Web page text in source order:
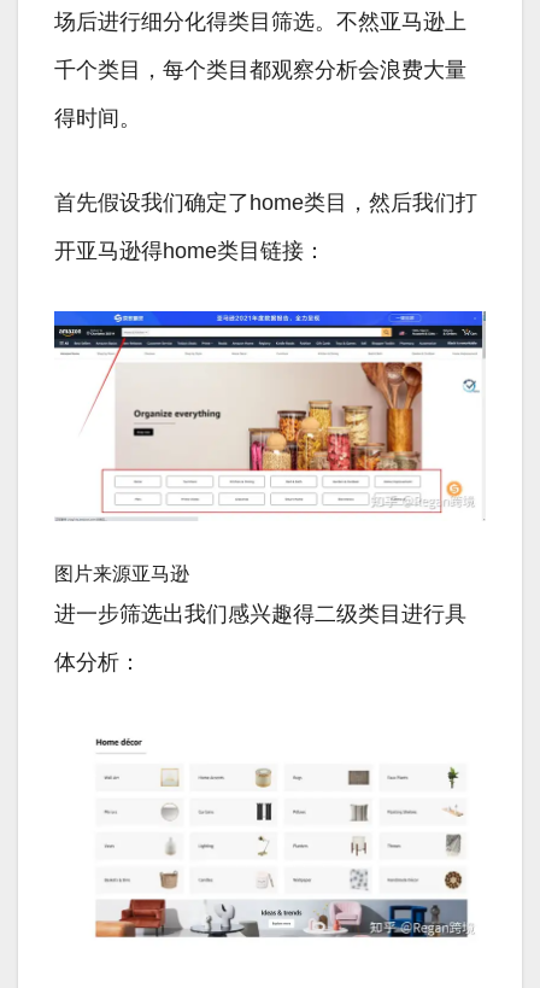
场后进行细分化得类目筛选。不然亚马逊上
千个类目，每个类目都观察分析会浪费大量
得时间。
首先假设我们确定了home类目，然后我们打
开亚马逊得home类目链接：
图片来源亚马逊
进一步筛选出我们感兴趣得二级类目进行具
体分析：